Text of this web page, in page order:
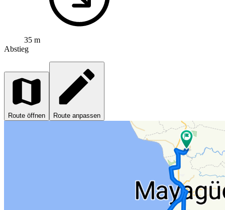
35 m
Abstieg
Route öffnen Route anpassen